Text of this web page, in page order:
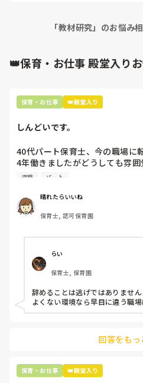
「教材研究」のお悩み
👑保育・お仕事 殿堂入り
保育・お仕事 👑殿堂入り
しんどいです。
40代パート保育士、今の職場に
4年働きましたがどうしても雰囲
退職しようと思っています。
周りの職員は、勤続10年以上か
どです。
保護者子どもの愚痴悪口が多く、
今で言う不適切保育も
仕方ないよね
もう何も言わずに
子どもの言いなりになればいいん
などいう意見で…
上の先生に相談することは難し
最後の職場にしようと思ってい
辞めることは逃げ、と、過去辞
います
退職 パート
晴れたらいいね
保育士, 認可保育園
らい
保育士, 保育園
辞めることは逃げではありません
よくない環境なら早目に違う職
回答をもっ
保育・お仕事 👑殿堂入り